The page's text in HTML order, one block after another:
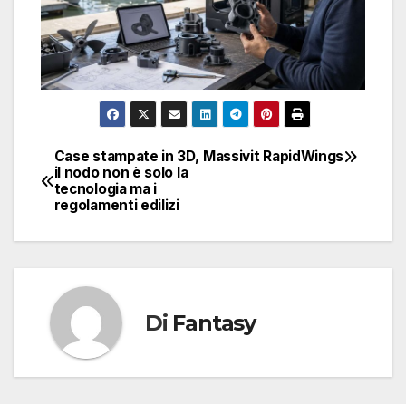
Navigazione
articoli
Massivit RapidWings
Case stampate in 3D,
il nodo non è solo la
tecnologia ma i
regolamenti edilizi
Di Fantasy